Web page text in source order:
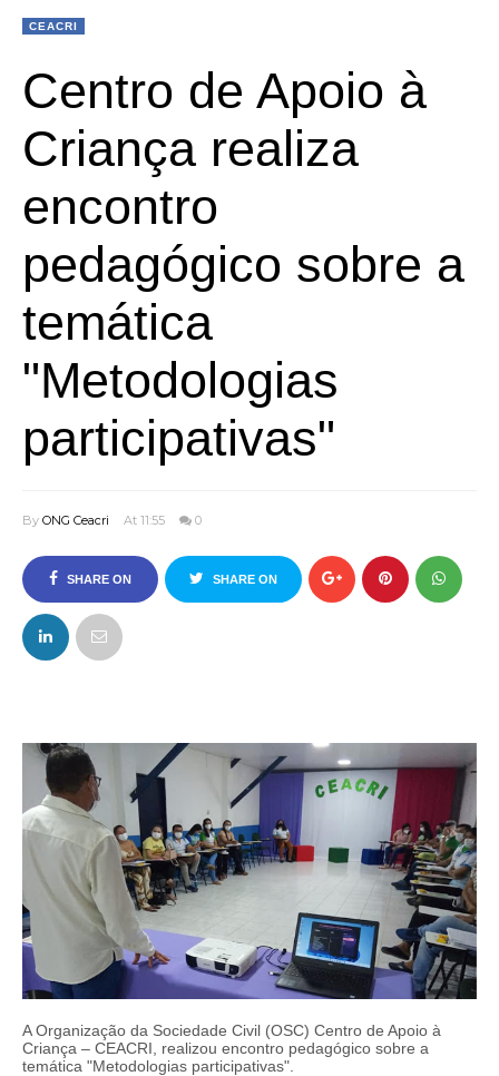
CEACRI
Centro de Apoio à
Criança realiza
encontro
pedagógico sobre a
temática
"Metodologias
participativas"
By ONG Ceacri At 11:55 0
SHARE ON
FACEBOOK
SHARE ON
A Organização da Sociedade Civil (OSC) Centro de Apoio à
Criança – CEACRI, realizou encontro pedagógico sobre a
temática "Metodologias participativas".